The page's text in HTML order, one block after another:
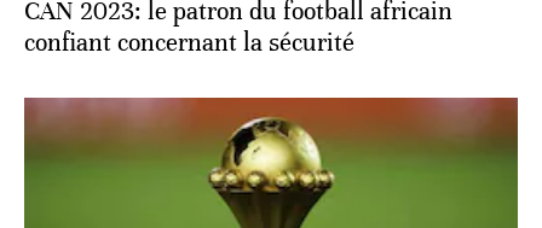
CAN 2023: le patron du football africain
confiant concernant la sécurité